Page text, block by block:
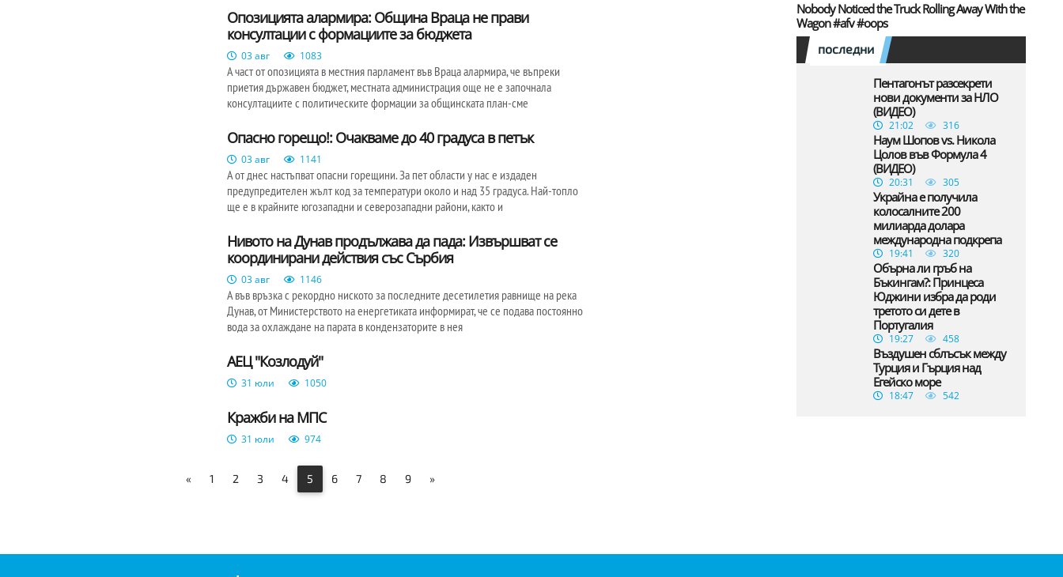
Опозицията алармира: Община Враца не прави
консултации с формациите за бюджета
03 авг 1083
А част от опозицията в местния парламент във Враца алармира, че въпреки
приетия държавен бюджет, местната администрация още не е започнала
консултациите с политическите формации за общинската план-сме
Опасно горещо!: Очакваме до 40 градуса в петък
03 авг 1141
А от днес настъпват опасни горещини. За пет области у нас е издаден
предупредителен жълт код за температури около и над 35 градуса. Най-топло
ще е в крайните югозападни и северозападни райони, както и
Нивото на Дунав продължава да пада: Извършват се
координирани действия със Сърбия
03 авг 1146
А във връзка с рекордно ниското за последните десетилетия равнище на река
Дунав, от Министерството на енергетиката информират, че се подава постоянно
вода за охлаждане на парата в кондензаторите в нея
АЕЦ "Козлодуй"
31 юли 1050
Кражби на МПС
31 юли 974
« 1 2 3 4 5 6 7 8 9 »
Nobody Noticed the Truck Rolling Away With the
Wagon #afv #oops
последни
Пентагонът разсекрети
нови документи за НЛО
(ВИДЕО)
21:02 316
Наум Шопов vs. Никола
Цолов във Формула 4
(ВИДЕО)
20:31 305
Украйна е получила
колосалните 200
милиарда долара
международна подкрепа
19:41 320
Обърна ли гръб на
Бъкингам?: Принцеса
Юджини избра да роди
третото си дете в
Португалия
19:27 458
Въздушен сблъсък между
Турция и Гърция над
Егейско море
18:47 542